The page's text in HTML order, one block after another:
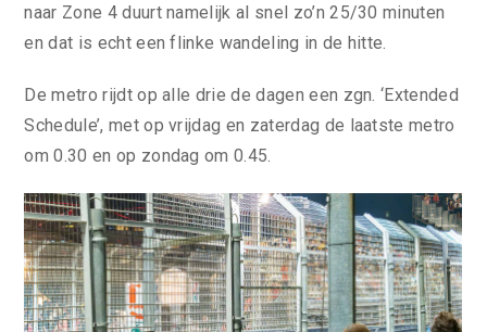
naar Zone 4 duurt namelijk al snel zo’n 25/30 minuten
en dat is echt een flinke wandeling in de hitte.
De metro rijdt op alle drie de dagen een zgn. ‘Extended
Schedule’, met op vrijdag en zaterdag de laatste metro
om 0.30 en op zondag om 0.45.